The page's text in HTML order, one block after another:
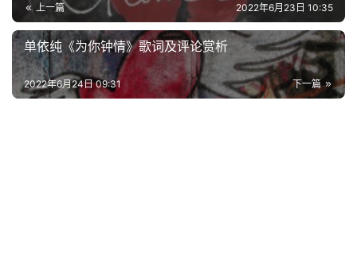
词
其
他
词
上一篇 2022年6月23日 10:35
单依纯《为你钟情》歌词及评论赏析
下一篇
2022年6月24日 09:31